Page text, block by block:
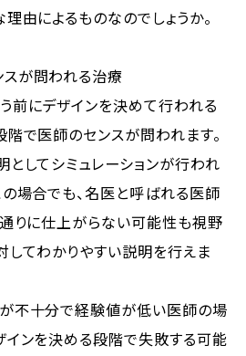
由によるものなのでしょうか。
が問われる治療
前にデザインを決めて行われる
階で医師のセンスが問われます。
としてシミュレーションが行われ
の場合でも、名医と呼ばれる医師
通りに仕上がらない可能性も視野
してわかりやすい説明を行えま
不十分で経験値が低い医師の場
インを決める段階で失敗する可能